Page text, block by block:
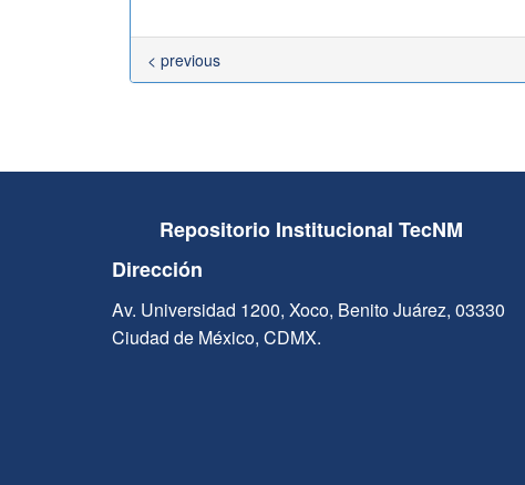
< previous
Repositorio Institucional TecNM
Dirección
Av. Universidad 1200, Xoco, Benito Juárez, 03330
Ciudad de México, CDMX.